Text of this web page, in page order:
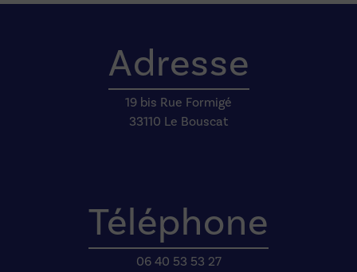
Adresse
19 bis Rue Formigé
33110 Le Bouscat
Téléphone
06 40 53 53 27